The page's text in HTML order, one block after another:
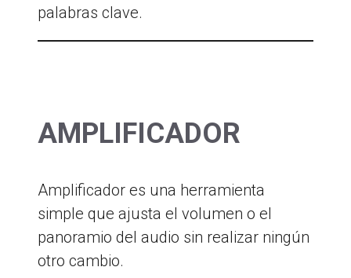
palabras clave.
AMPLIFICADOR
Amplificador es una herramienta
simple que ajusta el volumen o el
panoramio del audio sin realizar ningún
otro cambio.